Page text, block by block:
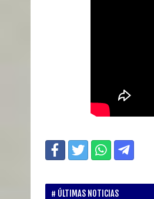
ÚLTIMAS NOTICIAS